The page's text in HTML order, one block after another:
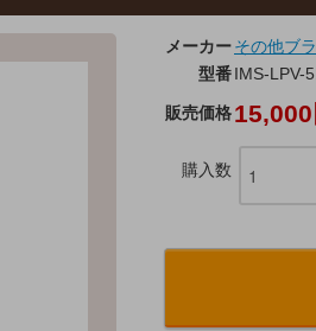
メーカーその他ブ
型番IMS-LPV-
販売価格
購入数